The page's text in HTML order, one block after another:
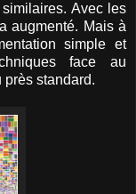
Avec les
augmenté. Mais à
simple et
face au
standard.